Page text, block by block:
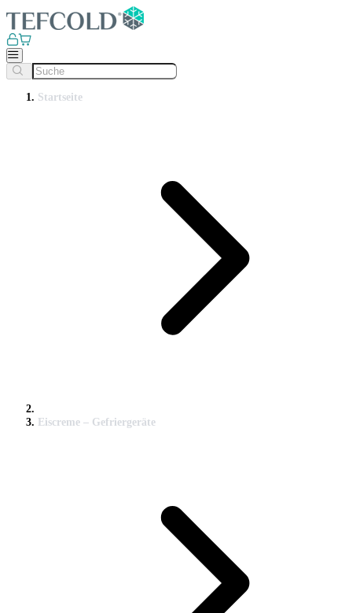
Startseite
Eiscreme – Gefriergeräte